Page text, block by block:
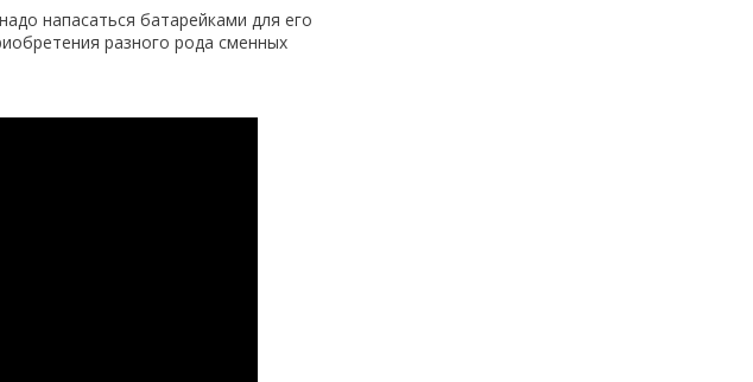
напасаться батарейками для его
разного рода сменных